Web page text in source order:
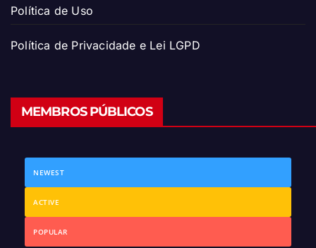
Política de Uso
Política de Privacidade e Lei LGPD
MEMBROS PÚBLICOS
NEWEST
ACTIVE
POPULAR